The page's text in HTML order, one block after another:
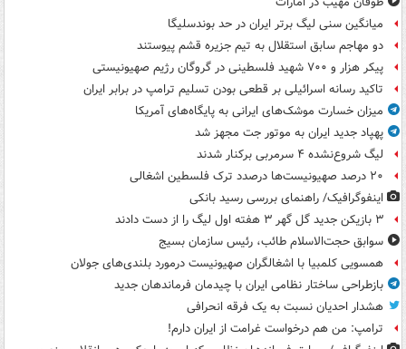
میانگین سنی لیگ برتر ایران در حد بوندسلیگا
دو مهاجم سابق استقلال به تیم جزیره قشم پیوستند
پیکر هزار و ۷۰۰ شهید فلسطینی در گروگان رژیم صهیونیستی
تاکید رسانه اسرائیلی بر قطعی بودن تسلیم ترامپ در برابر ایران
میزان خسارت موشک‌های ایرانی به پایگاه‌های آمریکا
پهپاد جدید ایران به موتور جت مجهز شد
لیگ شروع‌نشده ۴ سرمربی برکنار شدند
۲۰ درصد صهیونیست‌ها درصدد ترک فلسطین اشغالی
اینفوگرافیک/ راهنمای بررسی رسید بانکی
۳ بازیکن جدید گل گهر ۳ هفته اول لیگ را از دست دادند
سوابق حجت‌الاسلام طائب، رئیس سازمان بسیج
همسویی کلمبیا با اشغالگران صهیونیست درمورد بلندی‌های جولان
بازطراحی ساختار نظامی ایران با چیدمان فرماندهان جدید
هشدار احدیان نسبت به یک فرقه انحرافی
ترامپ: من هم درخواست غرامت از ایران دارم!